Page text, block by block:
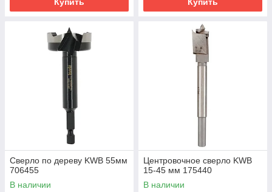
Сверло по дереву KWB 55мм
706455
В наличии
Центровочное сверло KWB
15-45 мм 175440
В наличии